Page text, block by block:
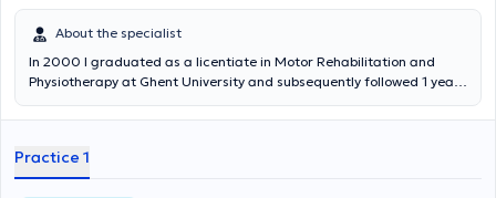
About the specialist
In 2000 I graduated as a licentiate in Motor Rehabilitation and
Physiotherapy at Ghent University and subsequently followed 1 year
(Flemish Working Group on Manual Therapy). After my studies, I
and worked with various therapists. Ultimately, I started my own
practice in Velzeke in 2010.
Practice 1